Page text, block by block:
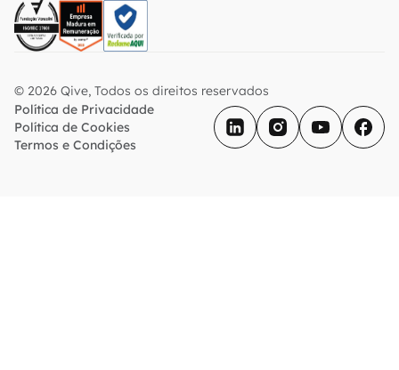
© 2026 Qive, Todos os direitos reservados
Política de Privacidade
Política de Cookies
Termos e Condições